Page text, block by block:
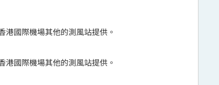
國際機場其他的測風站提供。
國際機場其他的測風站提供。